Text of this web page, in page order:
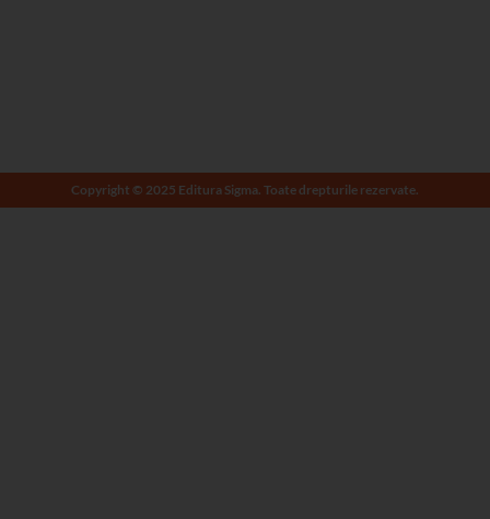
Copyright © 2025 Editura Sigma. Toate drepturile rezervate.